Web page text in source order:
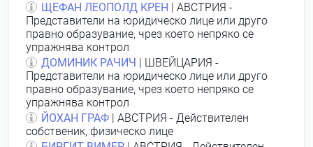
ЩЕФАН ЛЕОПОЛД КРЕН
| АВСТРИЯ -
Представители на юридическо лице или друго
правно образувание, чрез което непряко се
упражнява контрол
ДОМИНИК РАЧИЧ
| ШВЕЙЦАРИЯ -
Представители на юридическо лице или друго
правно образувание, чрез което непряко се
упражнява контрол
ЙОХАН ГРАФ | АВСТРИЯ - Действителен
собственик, физическо лице